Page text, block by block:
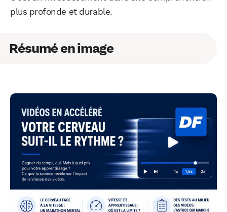
plus profonde et durable.
Résumé en image